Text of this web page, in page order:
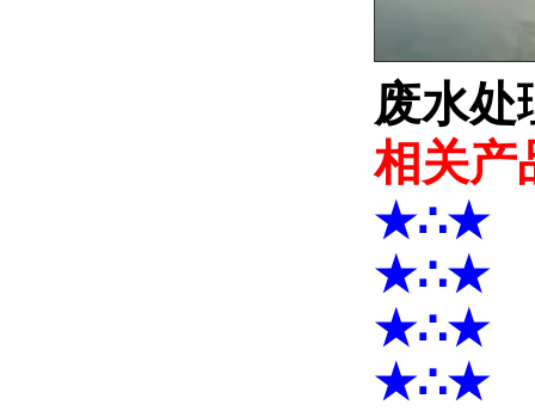
废水处
相关产
★∴★
★∴★
★∴★
★∴★